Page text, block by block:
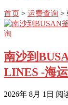
首页 > 运费查询 >
南沙到
LINES -海
2026年 8月 1日 阅